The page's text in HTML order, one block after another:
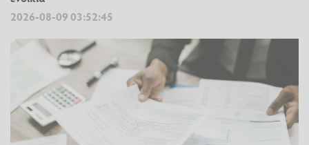
2026-08-09 03:52:45